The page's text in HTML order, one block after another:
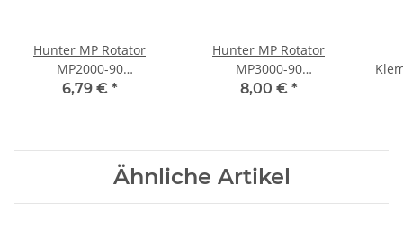
Hunter MP Rotator
MP2000-90
Rotationsdüse 90°-210°
6,79 € *
Hunter MP Rotator
MP3000-90
Rotationsdüse 90°-210°
8,00 € *
Ähnliche Artikel